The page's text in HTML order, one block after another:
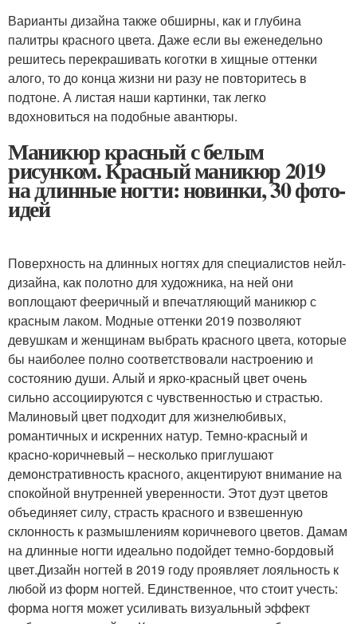
Варианты дизайна также обширны, как и глубина
палитры красного цвета. Даже если вы еженедельно
решитесь перекрашивать коготки в хищные оттенки
алого, то до конца жизни ни разу не повторитесь в
подтоне. А листая наши картинки, так легко
вдохновиться на подобные авантюры.
Маникюр красный с белым
рисунком. Красный маникюр 2019
на длинные ногти: новинки, 30 фото-
идей
Поверхность на длинных ногтях для специалистов нейл-
дизайна, как полотно для художника, на ней они
воплощают фееричный и впечатляющий маникюр с
красным лаком. Модные оттенки 2019 позволяют
девушкам и женщинам выбрать красного цвета, которые
бы наиболее полно соответствовали настроению и
состоянию души. Алый и ярко-красный цвет очень
сильно ассоциируются с чувственностью и страстью.
Малиновый цвет подходит для жизнелюбивых,
романтичных и искренних натур. Темно-красный и
красно-коричневый – несколько приглушают
демонстративность красного, акцентируют внимание на
спокойной внутренней уверенности. Этот дуэт цветов
объединяет силу, страсть красного и взвешенную
склонность к размышлениям коричневого цветов. Дамам
на длинные ногти идеально подойдет темно-бордовый
цвет.Дизайн ногтей в 2019 году проявляет лояльность к
любой из форм ногтей. Единственное, что стоит учесть:
форма ногтя может усиливать визуальный эффект